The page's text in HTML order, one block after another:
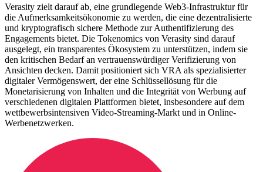
Verasity zielt darauf ab, eine grundlegende Web3-Infrastruktur für
die Aufmerksamkeitsökonomie zu werden, die eine dezentralisierte
und kryptografisch sichere Methode zur Authentifizierung des
Engagements bietet. Die Tokenomics von Verasity sind darauf
ausgelegt, ein transparentes Ökosystem zu unterstützen, indem sie
den kritischen Bedarf an vertrauenswürdiger Verifizierung von
Ansichten decken. Damit positioniert sich VRA als spezialisierter
digitaler Vermögenswert, der eine Schlüssellösung für die
Monetarisierung von Inhalten und die Integrität von Werbung auf
verschiedenen digitalen Plattformen bietet, insbesondere auf dem
wettbewerbsintensiven Video-Streaming-Markt und in Online-
Werbenetzwerken.